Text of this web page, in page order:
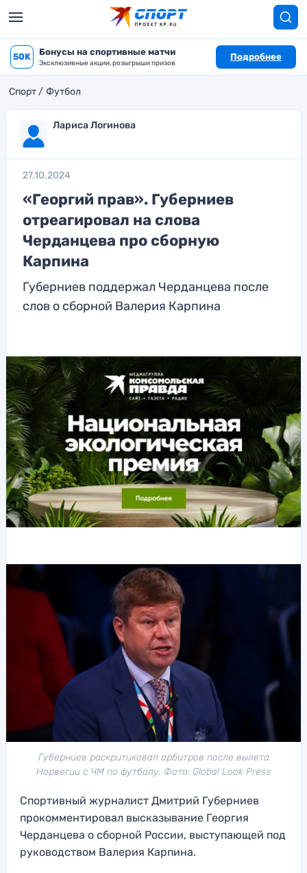
50K Бонусы на спортивные матчи
Эксклюзивные акции, розыгрыши призов
Подробнее
Спорт Футбол
Лариса Логинова
27.10.2024
«Георгий прав». Губерниев
отреагировал на слова
Черданцева про сборную
Карпина
Губерниев поддержал Черданцева после
слов о сборной Валерия Карпина
Губерниев раскритиковал арбитров после вылета
Норвегии с ЧМ по футболу. Фото: Global Look Press
Спортивный журналист Дмитрий Губерниев
прокомментировал высказывание Георгия
Черданцева о сборной России, выступающей под
руководством Валерия Карпина.